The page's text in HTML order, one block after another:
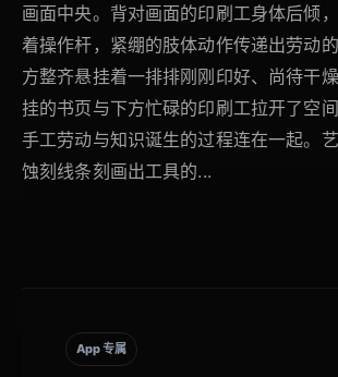
画面中央。背对画面的印刷工身体后倾
着操作杆，紧绷的肢体动作传递出劳动
方整齐悬挂着一排排刚刚印好、尚待干
挂的书页与下方忙碌的印刷工拉开了空
手工劳动与知识诞生的过程连在一起。
蚀刻线条刻画出工具的...
App 专属